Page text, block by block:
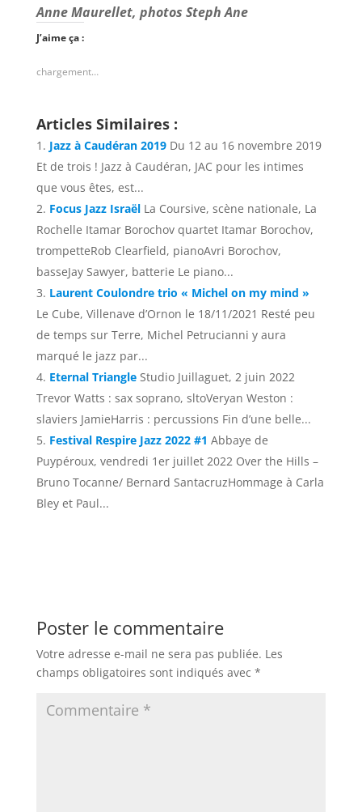
Anne Maurellet, photos Steph Ane
J’aime ça :
chargement…
Articles Similaires :
Jazz à Caudéran 2019 Du 12 au 16 novembre 2019
Et de trois ! Jazz à Caudéran, JAC pour les intimes
que vous êtes, est...
Focus Jazz Israël La Coursive, scène nationale, La
Rochelle Itamar Borochov quartet Itamar Borochov,
trompetteRob Clearfield, pianoAvri Borochov,
basseJay Sawyer, batterie Le piano...
Laurent Coulondre trio « Michel on my mind »
Le Cube, Villenave d’Ornon le 18/11/2021 Resté peu
de temps sur Terre, Michel Petrucianni y aura
marqué le jazz par...
Eternal Triangle Studio Juillaguet, 2 juin 2022
Trevor Watts : sax soprano, sltoVeryan Weston :
slaviers JamieHarris : percussions Fin d’une belle...
Festival Respire Jazz 2022 #1 Abbaye de
Puypéroux, vendredi 1er juillet 2022 Over the Hills –
Bruno Tocanne/ Bernard SantacruzHommage à Carla
Bley et Paul...
Poster le commentaire
Votre adresse e-mail ne sera pas publiée. Les
champs obligatoires sont indiqués avec *